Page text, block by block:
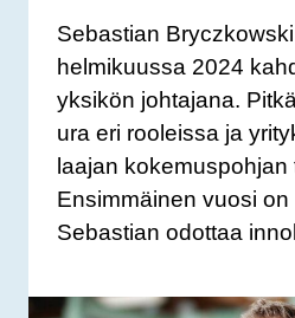
Sebastian
helmikuussa 2024
yksikön johtajana.
ura eri rooleissa ja
laajan kokemuspohjan
Ensimmäinen vuosi
Sebastian odottaa